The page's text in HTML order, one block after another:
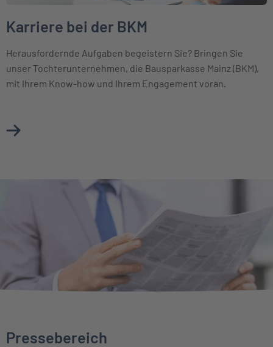
Karriere bei der BKM
Herausfordernde Aufgaben begeistern Sie? Bringen Sie
unser Tochterunternehmen, die Bausparkasse Mainz (BKM),
mit Ihrem Know-how und Ihrem Engagement voran.
Mehr über Karriere bei der BKM erfahren
Pressebereich